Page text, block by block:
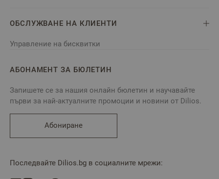
ОБСЛУЖВАНЕ НА КЛИЕНТИ
Управление на бисквитки
АБОНАМЕНТ ЗА БЮЛЕТИН
Запишете се за нашия онлайн бюлетин и научавайте
първи за най-актуалните промоции и новини от Dilios.
Абониране
Последвайте Dilios.bg в социалните мрежи: